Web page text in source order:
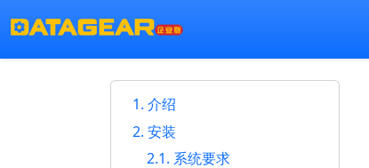
1. 介绍
2. 安装
2.1. 系统要求